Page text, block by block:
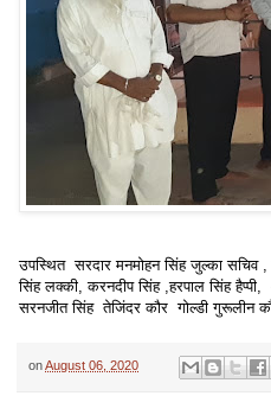
उपस्थित सरदार मनमोहन सिंह जुल्का सचिव ,
सिंह लक्की, करनदीप सिंह ,हरपाल सिंह
सरनजीत सिंह तेजिंदर कौर गोल्डी गुरूलीन
onAugust 06, 2020